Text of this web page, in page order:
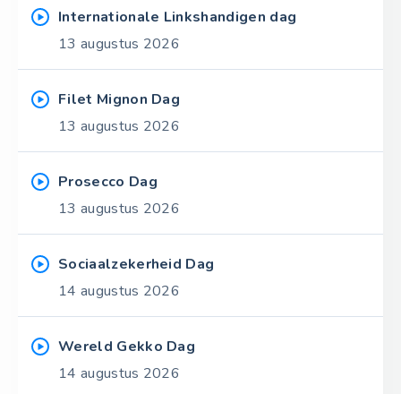
Internationale Linkshandigen dag
13 augustus 2026
Filet Mignon Dag
13 augustus 2026
Prosecco Dag
13 augustus 2026
Sociaalzekerheid Dag
14 augustus 2026
Wereld Gekko Dag
14 augustus 2026